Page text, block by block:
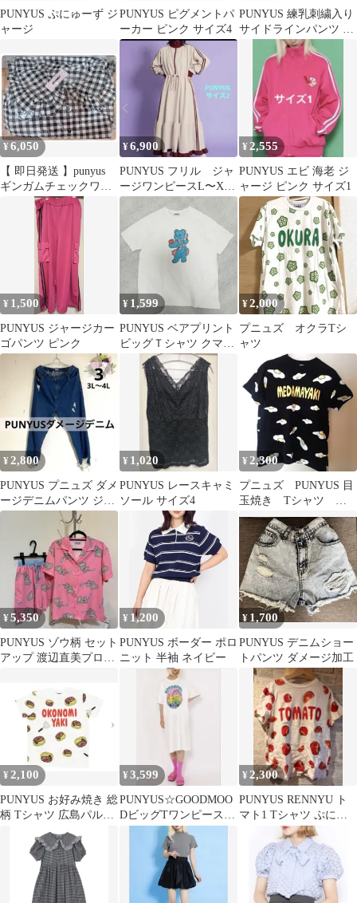
PUNYUS ぷにゅーず ジ
ャージ
PUNYUS ピグメントパ
ーカー ピンク サイズ4
PUNYUS 練乳刺繍入り
サイドラインパンツ ブ
¥6,050
【 即日発送 】punyus
ギンガムチェックワン
ピース サイズ4
¥6,900
PUNYUS フリル ジャ
ージワンピースL〜XL
たっぷりサイズ サイ
¥ 2,555
PUNYUS エビ 海老 ジ
ャージ ピンク サイズ1
¥ 1,500
PUNYUS ジャージカー
ゴパンツ ピンク
¥ 1,599
PUNYUS ベアプリント
ビッグＴシャツ クマ柄
ビッグ サイズ4
¥2,000
プニュズ オクラTシ
ャツ
¥2,800
PUNYUS プニュズ ダメ
ージデニムパンツ ジー
ンズ ブルー サイズ3 大
¥ 1,020
PUNYUS レースキャミ
ソール サイズ4
¥ 2,300
プニュズ PUNYUS 目
玉焼き Tシャツ サ
イズ1
¥5,350
PUNYUS ゾウ柄 セット
アップ 渡辺直美プロデ
トパンツ
¥ 1,200
PUNYUS ボーダー ポロ
ニット 半袖 ネイビー
¥ 1,700
PUNYUS デニムショー
トパンツ ダメージ加工
¥2,100
PUNYUS お好み焼き 総
柄 Tシャツ 広島パルコ
¥3,599
PUNYUS☆GOODMOO
DビッグTワンピース☆
ホワイト☆新品未開封
☆4サイズ
¥2,300
PUNYUS RENNYU ト
マト1 Tシャツ ぷにゅ